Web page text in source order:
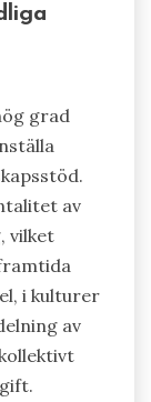
grad
av
vilket
i kulturer
av